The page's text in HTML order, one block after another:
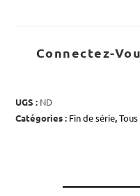
Connectez-
UGS : ND
Catégories : Fin de série,